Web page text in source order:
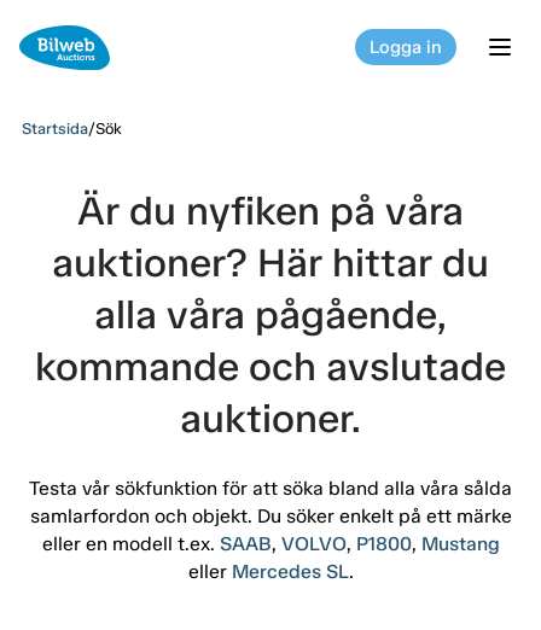
Logga in
Startsida/Sök
Är du nyfiken på våra
auktioner? Här hittar du
alla våra pågående,
kommande och avslutade
auktioner.
Testa vår sökfunktion för att söka bland alla våra sålda
samlarfordon och objekt. Du söker enkelt på ett märke
eller en modell t.ex. SAAB, VOLVO, P1800, Mustang
eller Mercedes SL.